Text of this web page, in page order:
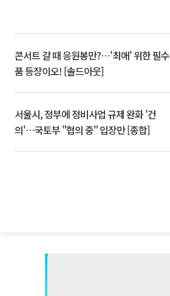
콘서트 갈 때 응원봉만?⋯'최애' 위한 필수
품 등장이오! [솔드아웃]
서울시, 정부에 정비사업 규제 완화 '건
의'⋯국토부 "협의 중" 입장만 [종합]